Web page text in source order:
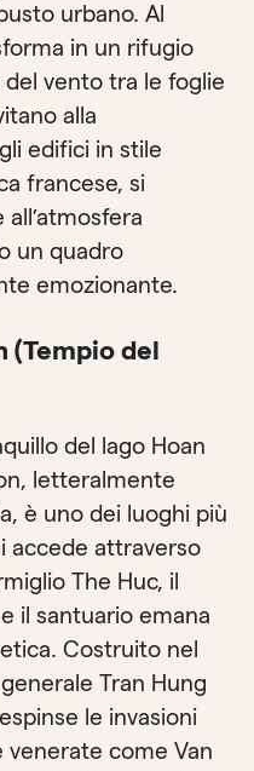
urbano. Al
in un rifugio
vento tra le foglie
alla
edifici in stile
francese, si
un quadro
emozionante.
(Tempio del
del lago Hoan
letteralmente
è uno dei luoghi più
accede attraverso
The Huc, il
il santuario emana
Costruito nel
Tran Hung
le invasioni
come Van